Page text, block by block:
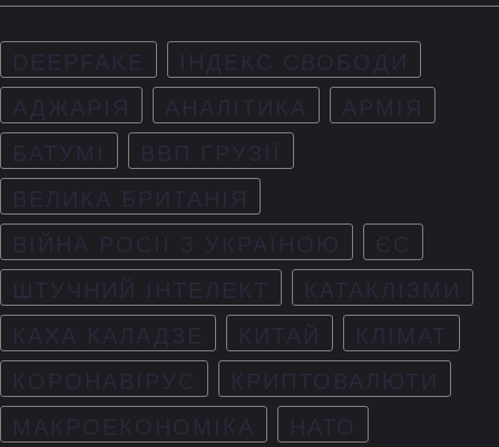
DEEPFAKE
ІНДЕКС СВОБОДИ
АДЖАРІЯ
АНАЛІТИКА
АРМІЯ
БАТУМІ
ВВП ГРУЗІЇ
ВЕЛИКА БРИТАНІЯ
ВІЙНА РОСІЇ З УКРАЇНОЮ
ЄС
ШТУЧНИЙ ІНТЕЛЕКТ
КАТАКЛІЗМИ
КАХА КАЛАДЗЕ
КИТАЙ
КЛІМАТ
КОРОНАВІРУС
КРИПТОВАЛЮТИ
МАКРОЕКОНОМІКА
НАТО